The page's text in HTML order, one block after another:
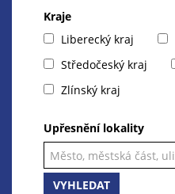
Kraje
Liberecký kraj
Středočeský kraj
Zlínský kraj
Upřesnění lokality
VYHLEDAT